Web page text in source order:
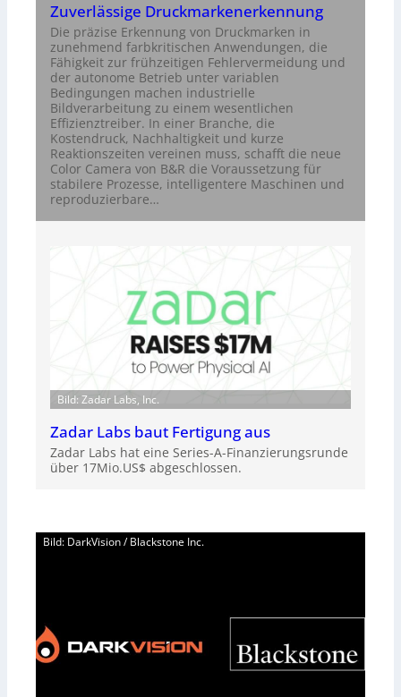
Zuverlässige Druckmarkenerkennung
Die präzise Erkennung von Druckmarken in
zunehmend farbkritischen Anwendungen, die
Fähigkeit zur frühzeitigen Fehlervermeidung und
der autonome Betrieb unter variablen
Bedingungen machen industrielle
Bildverarbeitung zu einem wesentlichen
Effizienztreiber. In einer Branche, die
Kostendruck, Nachhaltigkeit und kurze
Reaktionszeiten vereinen muss, schafft die neue
Color Camera von B&R die Voraussetzung für
stabilere Prozesse, intelligentere Maschinen und
reproduzierbare…
Bild: Zadar Labs, Inc.
Zadar Labs baut Fertigung aus
Zadar Labs hat eine Series-A-Finanzierungsrunde
über 17Mio.US$ abgeschlossen.
Bild: DarkVision / Blackstone Inc.